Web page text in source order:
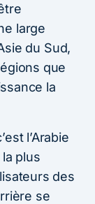
large
du Sud,
que
la
l’Arabie
plus
des
se